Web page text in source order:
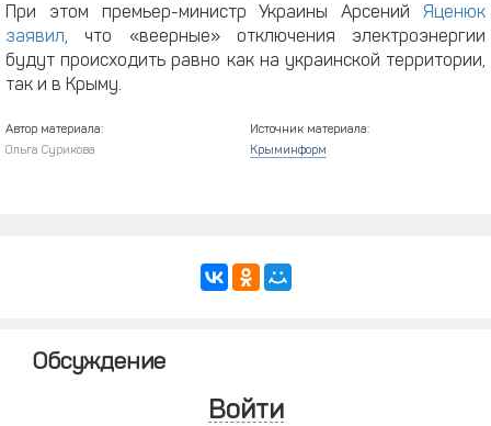
При этом премьер-министр Украины Арсений Яценюк
заявил, что «веерные» отключения электроэнергии
будут происходить равно как на украинской территории,
так и в Крыму.
Автор материала:
Ольга Сурикова
Источник материала:
Крыминформ
Обсуждение
Войти